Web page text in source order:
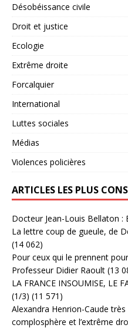
Désobéissance civile
Droit et justice
Ecologie
Extrême droite
Forcalquier
International
Luttes sociales
Médias
Violences policières
ARTICLES LES PLUS
Docteur Jean-Louis Bellaton :
La lettre coup de gueule, de
(14 062)
Pour ceux qui le prennent
Professeur Didier Raoult (13
LA FRANCE INSOUMISE, LE
(1/3) (11 571)
Alexandra Henrion-Caude
complosphère et l’extrême